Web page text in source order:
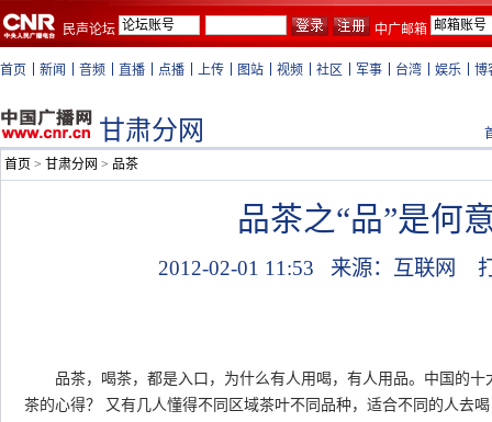
民声论坛 中广邮箱
首页 新闻 音频 直播 点播 上传 图站 视频 社区 军事 台湾 娱乐 博
甘肃分网
首页 > 甘肃分网 > 品茶
品茶之“品”是何
2012-02-01 11:53 来源：互联网
品茶，喝茶，都是入口，为什么有人用喝，有人用品。中国的十
茶的心得？ 又有几人懂得不同区域茶叶不同品种，适合不同的人去